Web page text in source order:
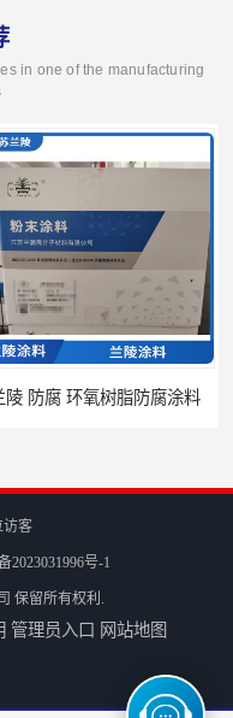
in one of the manufacturing
陵 防腐 环氧树脂防腐涂料
江苏兰陵 防腐 环氧防火涂料
访客
2023031996号-1
保留所有权利.
管理员入口 网站地图